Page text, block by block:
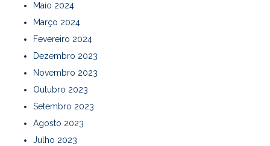
Maio 2024
Março 2024
Fevereiro 2024
Dezembro 2023
Novembro 2023
Outubro 2023
Setembro 2023
Agosto 2023
Julho 2023